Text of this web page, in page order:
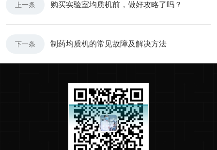
上一条 购买实验室均质机前，做好攻略了吗？
下一条 制药均质机的常见故障及解决方法